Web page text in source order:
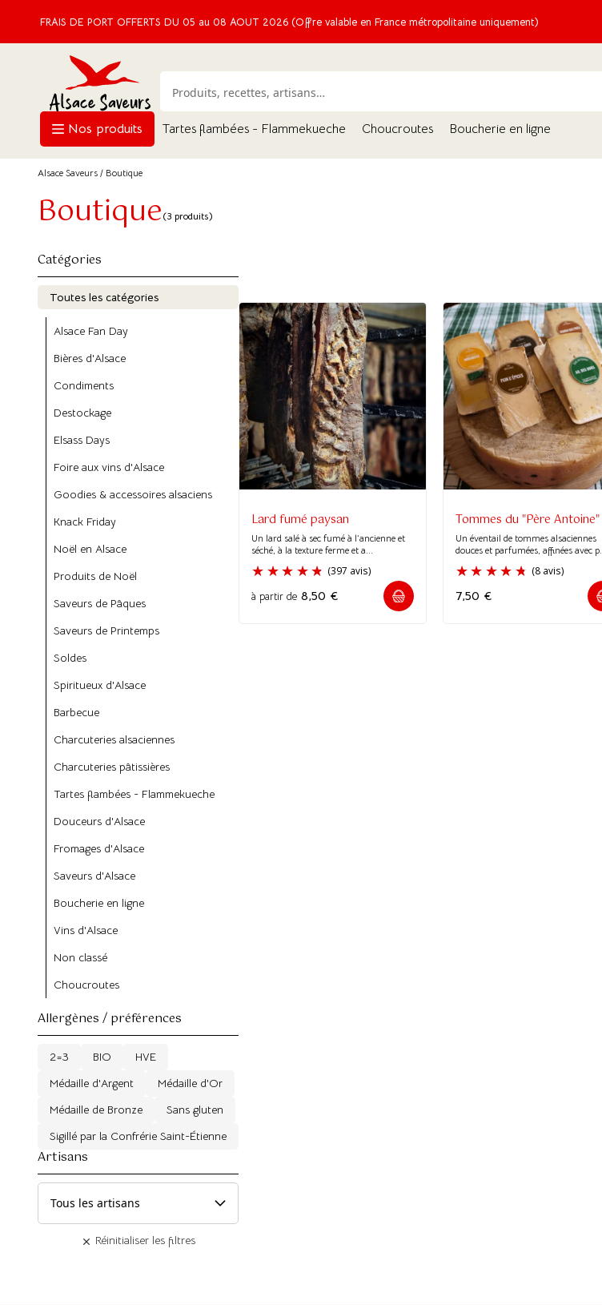
FRAIS DE PORT OFFERTS DU 05 au 08 AOUT 2026 (Offre valable en France métropolitaine uniquement)
Nos produits Tartes flambées - Flammekueche Choucroutes Boucherie en ligne
Alsace Saveurs / Boutique
Boutique (3 produits)
Catégories
Toutes les catégories
Alsace Fan Day
Bières d'Alsace
Condiments
Destockage
Elsass Days
Foire aux vins d'Alsace
Goodies & accessoires alsaciens
Knack Friday
Noël en Alsace
Produits de Noël
Saveurs de Pâques
Saveurs de Printemps
Soldes
Spiritueux d'Alsace
Barbecue
Charcuteries alsaciennes
Charcuteries pâtissières
Tartes flambées - Flammekueche
Douceurs d'Alsace
Fromages d'Alsace
Saveurs d'Alsace
Boucherie en ligne
Vins d'Alsace
Non classé
Choucroutes
Allergènes / préférences
2=3 BIO
HVE
Médaille d'Argent
Médaille d'Or
Médaille de Bronze
Sans gluten
Sigillé par la Confrérie Saint-Étienne
Artisans
Réinitialiser les filtres
Lard fumé paysan
Un lard salé à sec fumé à l’ancienne et
séché, à la texture ferme et a...
à partir de 8,50 €
Tommes du "Père Antoine"
Un éventail de tommes alsaciennes
douces et parfumées, affinées avec p...
7,50 €